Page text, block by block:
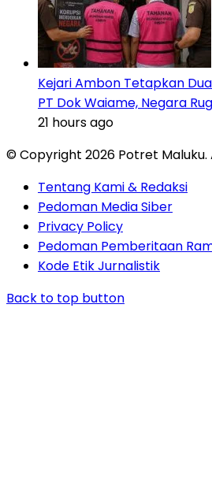
Kejari Ambon Tetapkan
PT Dok Waiame, Negara
21 hours ago
© Copyright 2026 Potret Maluku.
Tentang Kami & Redaksi
Pedoman Media Siber
Privacy Policy
Pedoman Pemberitaan
Kode Etik Jurnalistik
Back to top button